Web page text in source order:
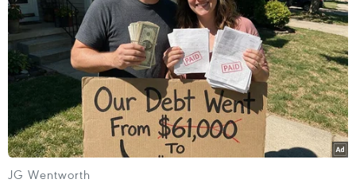
#Hà Nội FC #Chu Đình Nghiêm
#Ceres Negros
#AFC Cup 2019
#Khu vực Đông Nam Á. TP. Hà Nội
Theo dõi VietnamPlus
JG Wentworth